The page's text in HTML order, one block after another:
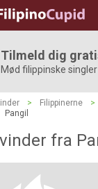
Tilmeld dig
Mød filippinske singler
> Filippinerne >
Pangil
fra